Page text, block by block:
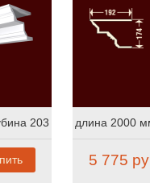
203 длина 2000
5 775